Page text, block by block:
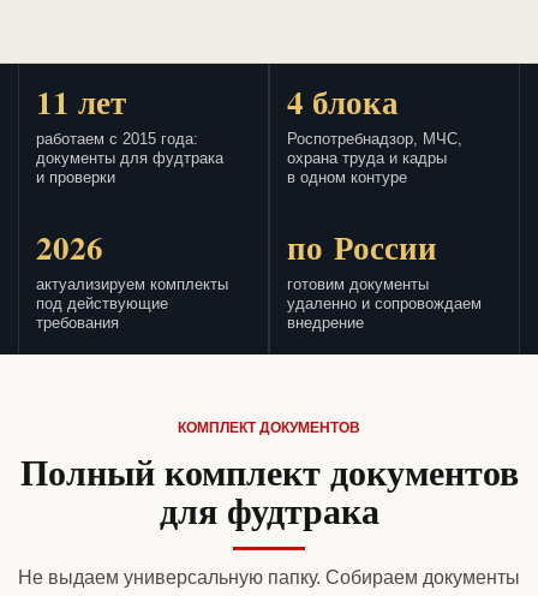
11 лет
работаем с 2015 года:
документы для фудтрака
и проверки
4 блока
Роспотребнадзор, МЧС,
охрана труда и кадры
в одном контуре
2026
актуализируем комплекты
под действующие
требования
по России
готовим документы
удаленно и сопровождаем
внедрение
КОМПЛЕКТ ДОКУМЕНТОВ
Полный комплект документов
для фудтрака
Не выдаем универсальную папку. Собираем документы